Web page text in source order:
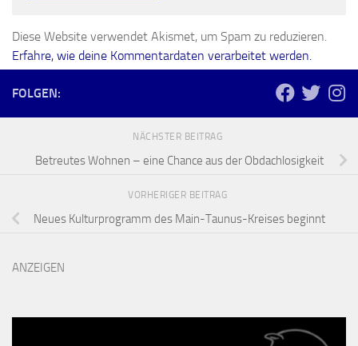
Diese Website verwendet Akismet, um Spam zu reduzieren.
Erfahre, wie deine Kommentardaten verarbeitet werden.
FOLGEN:
NÄCHSTER BEITRAG
Betreutes Wohnen – eine Chance aus der Obdachlosigkeit
VORHERIGER BEITRAG
Neues Kulturprogramm des Main-Taunus-Kreises beginnt
ANZEIGEN